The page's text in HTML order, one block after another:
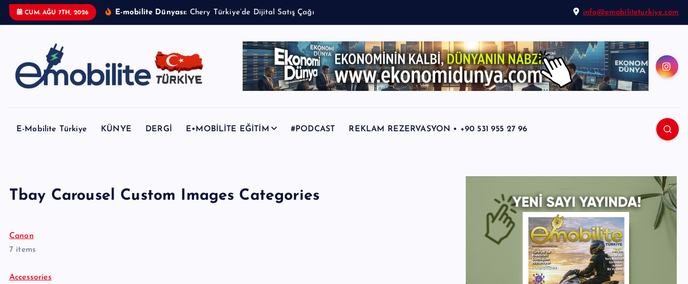
CUM. AĞU 7TH, 2026 E-mobilite Dünyası: info@emobiliteturkiye.com
E-Mobilite Türkiye KÜNYE DERGİ E•MOBİLİTE EĞİTİM #PODCAST REKLAM REZERVASYON • +90 531 955 27 96
Tbay Carousel Custom Images Categories
Canon
7 items
Accessories